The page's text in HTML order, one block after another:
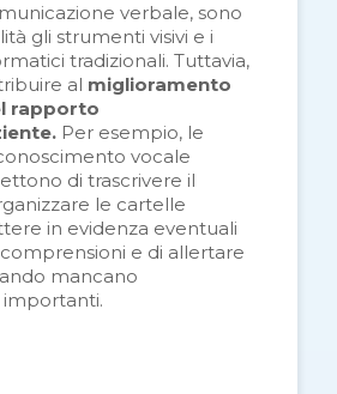
verbale, sono
gli strumenti visivi e i
tradizionali. Tuttavia,
al miglioramento
rapporto
Per esempio, le
vocale
di trascrivere il
le cartelle
in evidenza eventuali
e di allertare
mancano